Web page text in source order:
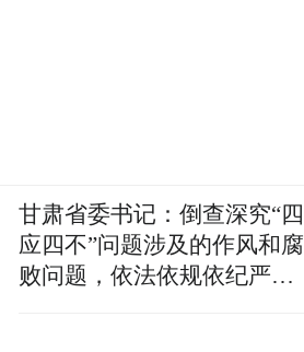
甘肃省委书记：倒查深究“四
应四不”问题涉及的作风和腐
败问题，依法依规依纪严肃